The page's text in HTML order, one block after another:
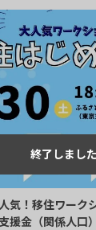
気！移住ワーク
援金（関係人口